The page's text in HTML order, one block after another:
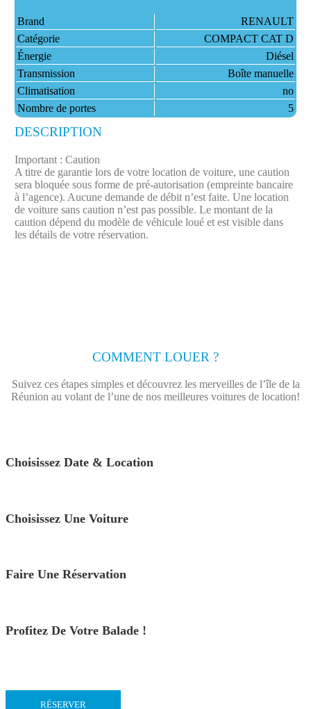
Brand
RENAULT
Catégorie
COMPACT CAT D
Énergie
Diésel
Transmission
Boîte manuelle
Climatisation
no
Nombre de portes
5
DESCRIPTION
Important : Caution
A titre de garantie lors de votre location de voiture, une caution
sera bloquée sous forme de pré-autorisation (empreinte bancaire
à l’agence). Aucune demande de débit n’est faite.​ Une location
de voiture sans caution n’est pas possible. Le montant de la
caution dépend du modèle de véhicule loué et est visible dans
les détails de votre réservation.
COMMENT LOUER ?
Suivez ces étapes simples et découvrez les merveilles de l’île de la
Réunion au volant de l’une de nos meilleures voitures de location!
Choisissez Date & Location
Choisissez Une Voiture
Faire Une Réservation
Profitez De Votre Balade !
RÉSERVER